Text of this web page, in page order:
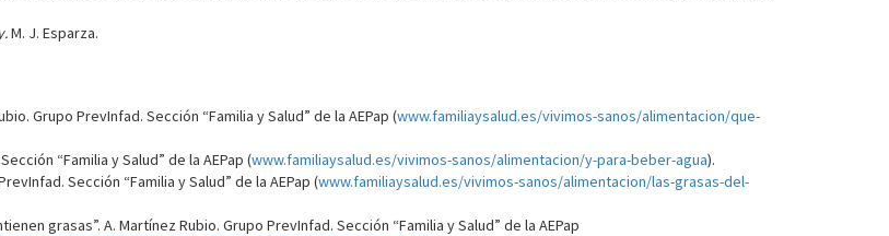
M. J. Esparza.
Grupo PrevInfad. Sección “Familia y Salud” de la AEPap (www.familiaysalud.es/vivimos-sanos/alimentacion/que-
“Familia y Salud” de la AEPap (www.familiaysalud.es/vivimos-sanos/alimentacion/y-para-beber-agua).
Sección “Familia y Salud” de la AEPap (www.familiaysalud.es/vivimos-sanos/alimentacion/las-grasas-del-
grasas”. A. Martínez Rubio. Grupo PrevInfad. Sección “Familia y Salud” de la AEPap